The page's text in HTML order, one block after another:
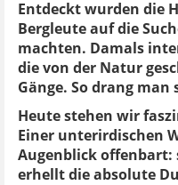
Entdeckt wurden die
Bergleute auf die
machten. Damals
die von der Natur
Gänge. So drang
Heute stehen wir
Einer unterirdischen
Augenblick offenbart:
erhellt die absolute